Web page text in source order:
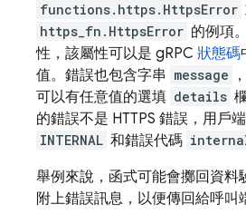
functions.https.HttpsError
https_fn.HttpsError 的例項
性，該屬性可以是 gRPC 狀態碼
值。錯誤也包含字串 message
可以有任意值的選填 details
的錯誤不是 HTTPS 錯誤，用戶
INTERNAL 和錯誤代碼
舉例來說，函式可能會擲回資料
附上錯誤訊息，以便傳回給呼叫